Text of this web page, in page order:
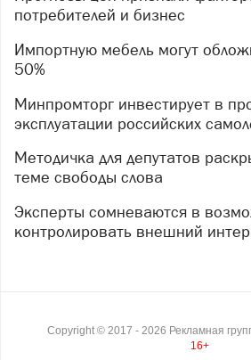
потребителей и бизнес
Импортную мебель могут обложить пошлинами до
50%
Минпромторг инвестирует в продление
эксплуатации российских
Методичка для депутатов раскрыла аргументы по
теме свободы слова
Эксперты сомневаются в возможности
контролировать внешний
Copyright © 2017 - 2026 Рекламная
16+